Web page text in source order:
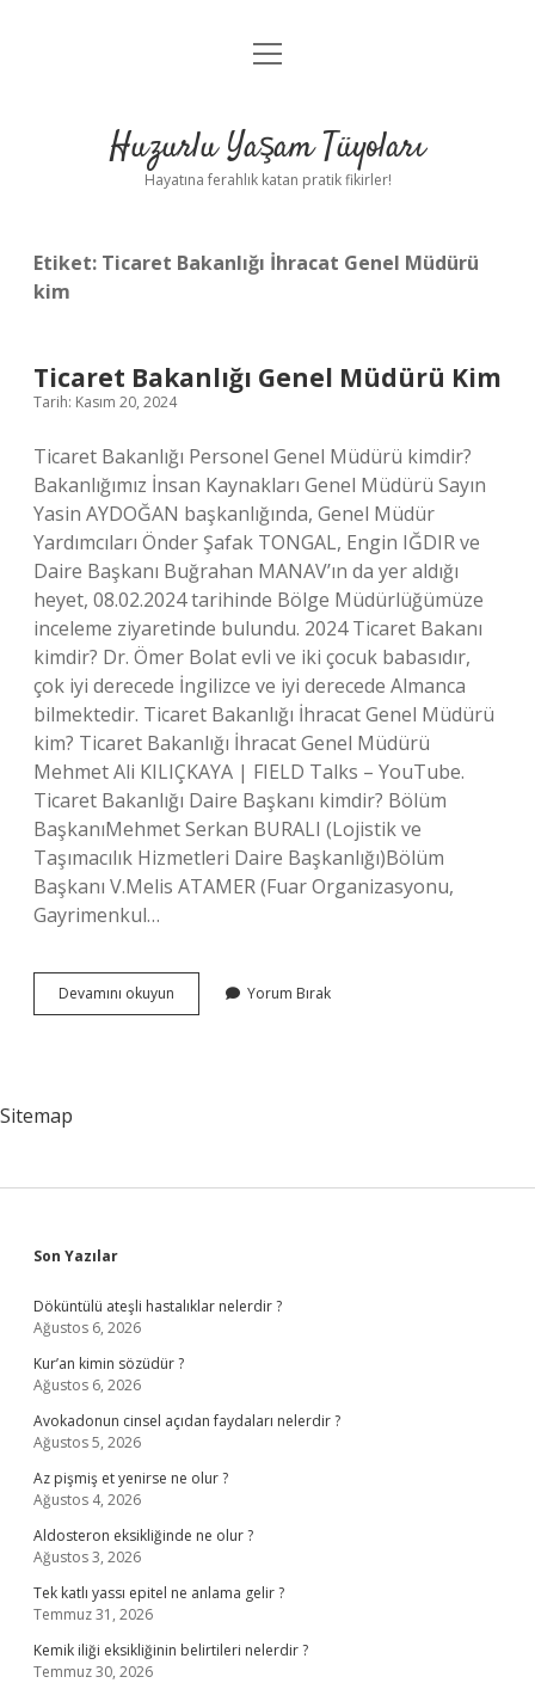
Anasayfa
Yasal Uyarı
menüyü
Huzurlu Yaşam Tüyoları
Hayatına ferahlık katan pratik fikirler!
Etiket: Ticaret Bakanlığı İhracat Genel Müdürü
kim
Ticaret Bakanlığı Genel Müdürü Kim
Tarih: Kasım 20, 2024
Ticaret Bakanlığı Personel Genel Müdürü kimdir?
Bakanlığımız İnsan Kaynakları Genel Müdürü Sayın
Yasin AYDOĞAN başkanlığında, Genel Müdür
Yardımcıları Önder Şafak TONGAL, Engin IĞDIR ve
Daire Başkanı Buğrahan MANAV’ın da yer aldığı
heyet, 08.02.2024 tarihinde Bölge Müdürlüğümüze
inceleme ziyaretinde bulundu. 2024 Ticaret Bakanı
kimdir? Dr. Ömer Bolat evli ve iki çocuk babasıdır,
çok iyi derecede İngilizce ve iyi derecede Almanca
bilmektedir. Ticaret Bakanlığı İhracat Genel Müdürü
kim? Ticaret Bakanlığı İhracat Genel Müdürü
Mehmet Ali KILIÇKAYA | FIELD Talks – YouTube.
Ticaret Bakanlığı Daire Başkanı kimdir? Bölüm
BaşkanıMehmet Serkan BURALI (Lojistik ve
Taşımacılık Hizmetleri Daire Başkanlığı)Bölüm
Başkanı V.Melis ATAMER (Fuar Organizasyonu,
Gayrimenkul…
Devamını okuyun
Bakanlığı
Yorum Bırak
Sitemap
Sidebar
Son Yazılar
Döküntülü ateşli hastalıklar nelerdir ?
Ağustos 6, 2026
Kur’an kimin sözüdür ?
Ağustos 6, 2026
Avokadonun cinsel açıdan faydaları nelerdir ?
Ağustos 5, 2026
Az pişmiş et yenirse ne olur ?
Ağustos 4, 2026
Aldosteron eksikliğinde ne olur ?
Ağustos 3, 2026
Tek katlı yassı epitel ne anlama gelir ?
Temmuz 31, 2026
Kemik iliği eksikliğinin belirtileri nelerdir ?
Temmuz 30, 2026